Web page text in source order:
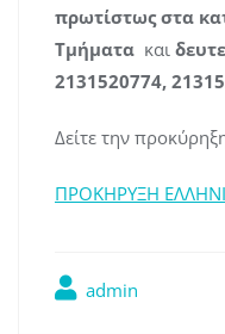
πρωτίστωςστα
Τμήματα και
2131520774,
Δείτε την
ΠΡΟΚΗΡΥΞΗ
admin